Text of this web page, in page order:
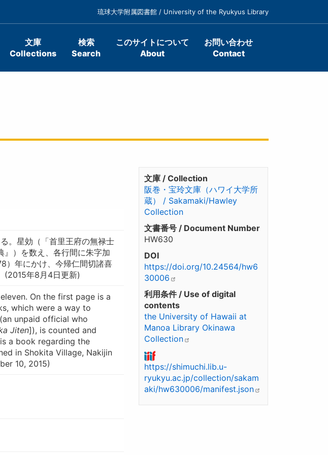
琉球大学附属図書館 / University of the Ryukyus Library
文庫
Collections
検索
Search
このサイトについて
About
お問い合わせ
Contact
。星効（「首里王府の無禄士
』）を数え、各行間に朱字加
）年にかけ、今帰仁間切諸喜
(2015年8月4日更新)
On the first page is a
which were a way to
unpaid official who
Jiten]), is counted and
a book regarding the
in Shokita Village, Nakijin
10, 2015)
文庫 / Collection
阪巻・宝玲文庫（ハワイ大学所
蔵） / Sakamaki/Hawley
Collection
文書番号 / Document Number
HW630
DOI
https://doi.org/10.24564/hw6
30006
利用条件 / Use of digital
contents
the University of Hawaii at
Manoa Library Okinawa
Collection
https://shimuchi.lib.u-
ryukyu.ac.jp/collection/sakam
aki/hw630006/manifest.json